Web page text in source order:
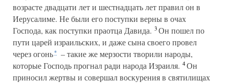
возрасте двадцати лет и шестнадцать лет правил он в
Иерусалиме. Не были его поступки верны в очах
Господа, как поступки праотца Давида. 3Он пошел по
пути царей израильских, и даже сына своего провел
через огонь*
– такие же мерзости творили народы,
которые Господь прогнал ради народа Израиля. 4Он
приносил жертвы и совершал воскурения в святилищах